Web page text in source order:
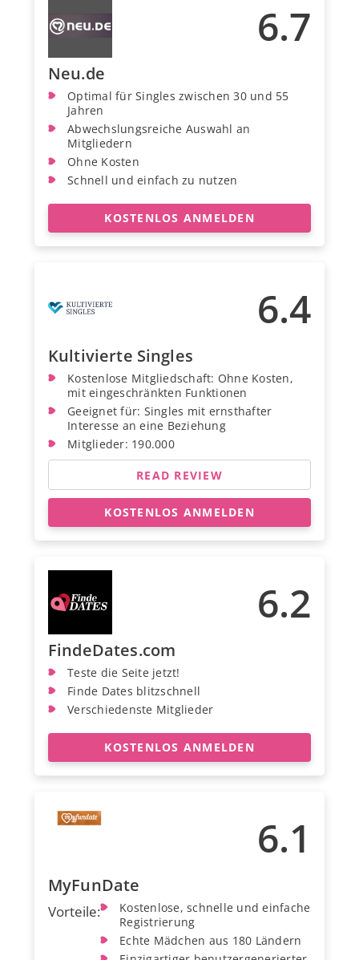
6.7
Neu.de
Optimal für Singles zwischen 30 und 55
Jahren
Abwechslungsreiche Auswahl an
Mitgliedern
Ohne Kosten
Schnell und einfach zu nutzen
KOSTENLOS ANMELDEN
6.4
Kultivierte Singles
Kostenlose Mitgliedschaft: Ohne Kosten,
mit eingeschränkten Funktionen
Geeignet für: Singles mit ernsthafter
Interesse an eine Beziehung
Mitglieder: 190.000
READ REVIEW
KOSTENLOS ANMELDEN
6.2
FindeDates.com
Teste die Seite jetzt!
Finde Dates blitzschnell
Verschiedenste Mitglieder
KOSTENLOS ANMELDEN
6.1
MyFunDate
Vorteile:
Kostenlose, schnelle und einfache
Registrierung
Echte Mädchen aus 180 Ländern